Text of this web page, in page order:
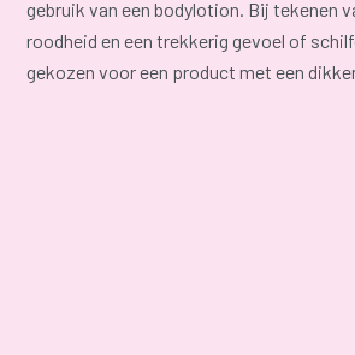
gebruik van een bodylotion. Bij tekenen
roodheid en een trekkerig gevoel of
gekozen voor een product met een